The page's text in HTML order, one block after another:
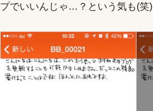
プでいいんじゃ…？という気も(笑)